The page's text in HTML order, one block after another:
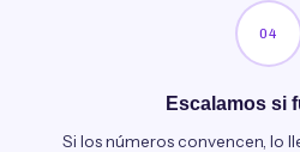
04
Escalamos si
Si los números convencen, lo